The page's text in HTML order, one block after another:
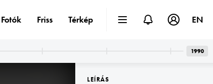
LEÍRÁS
Fotók Friss Térkép EN
1990